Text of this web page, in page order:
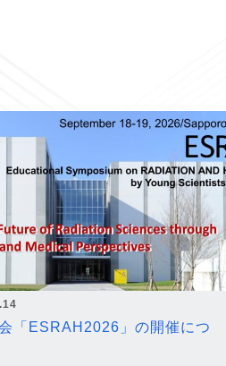
「ESRAH2026」の開催につ